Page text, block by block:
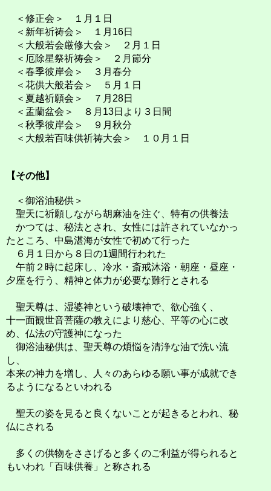
＜修正会＞ １月１日
＜新年祈祷会＞ １月16日
＜大般若会厳修大会＞ ２月１日
＜厄除星祭祈祷会＞ ２月節分
＜春季彼岸会＞ ３月春分
＜花供大般若会＞ ５月１日
＜夏越祈願会＞ ７月28日
＜盂蘭盆会＞ ８月13日より３日間
＜秋季彼岸会＞ ９月秋分
＜大般若百味供祈祷大会＞ １０月１日
【その他】
＜御浴油秘供＞
聖天に祈願しながら胡麻油を注ぐ、特有の供養法
かつては、秘法とされ、女性には許されていなかっ
たところ、中島湛海が女性で初めて行った
６月１日から８日の1週間行われた
午前２時に起床し、冷水・斎戒沐浴・朝座・昼座・
夕座を行う、精神と体力が必要な難行とされる
聖天尊は、湿婆神という破壊神で、欲心強く、
十一面観世音菩薩の教えにより慈心、平等の心に改
め、仏法の守護神になった
御浴油秘供は、聖天尊の煩悩を清浄な油で洗い流
し、
本来の神力を増し、人々のあらゆる願い事が成就でき
るようになるといわれる
聖天の姿を見ると良くないことが起きるとわれ、秘
仏にされる
多くの供物をささげると多くのご利益が得られると
もいわれ「百味供養」と称される